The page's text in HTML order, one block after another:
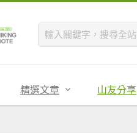
精選文章 山友分享